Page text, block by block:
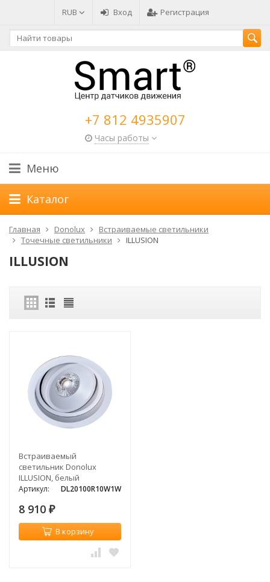
RUB Вход Регистрация
+7 812 4935907
Часы работы
Меню
Каталог
Главная Donolux
Встраиваемые светильники
Точечные светильники
ILLUSION
ILLUSION
Встраиваемый
светильник Donolux
ILLUSION, белый
Артикул: DL20100R10W1W
8 910 ₽
В корзину